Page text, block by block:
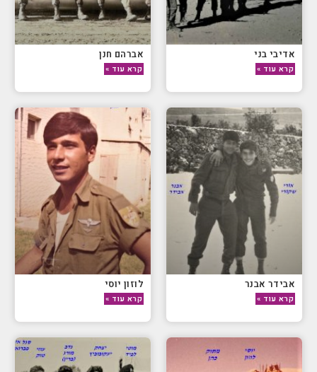
אדיבי בני
קרא עוד »
אברהם חנן
קרא עוד »
אבידר אבנר
קרא עוד »
לוזון יוסי
קרא עוד »